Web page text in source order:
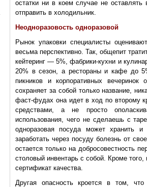
остатки ни в коем случае не
отправить в холодильник.
Неодноразовость одноразовой
Рынок упаковки специалисты
весьма перспективно. Так, общепит
кейтеринг — 5%, фабрики-кухни и
20% в сезон, а рестораны и кафе до
пикников и корпоративных
сохраняет за собой только название,
фаст-фудах она идет в ход по второму
средствами, а не просто
использования, чего не сделаешь с
одноразовая посуда может хранить
заработать через посуду болезнь от
остается только на добросовестность
столовый инвентарь с собой. Кроме
сертификат качества.
Другая опасность кроется в том,